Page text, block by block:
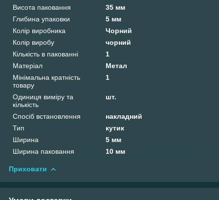
Висота паковання
35 мм
Глибина упаковки
5 мм
Колір виробника
Чорний
Колір виробу
чорний
Кількість в пакованні
1
Матеріал
Метал
Мінімальна кратність
товару
1
Одиниця виміру та
кількість
шт.
Спосіб встановлення
накладний
Тип
кутик
Ширина
5 мм
Ширина паковання
10 мм
Приховати